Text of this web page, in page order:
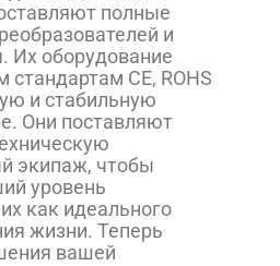
полные
и
Их оборудование
стандартам CE, ROHS
и стабильную
Они поставляют
экипаж, чтобы
уровень
как идеального
жизни. Теперь
вашей